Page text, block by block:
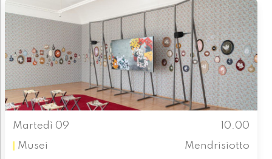
Martedì 09
10.00
Musei
Mendrisiotto